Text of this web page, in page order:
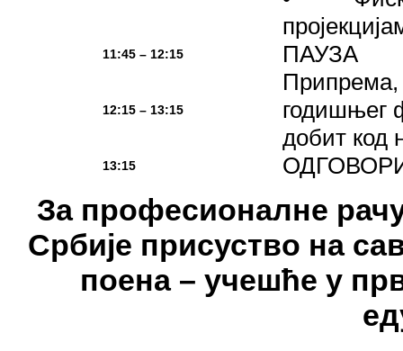
11:45 – 12:15 ПАУЗА
12:15 – 13:15
годишњег
добит код
13:15
За професионалне
Србије присуство на
поена – учешће у